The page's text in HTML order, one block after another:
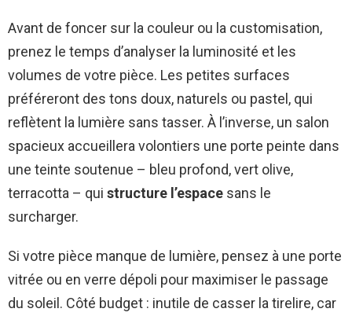
Avant de foncer sur la couleur ou la customisation,
prenez le temps d’analyser la luminosité et les
volumes de votre pièce. Les petites surfaces
préféreront des tons doux, naturels ou pastel, qui
reflètent la lumière sans tasser. À l’inverse, un salon
spacieux accueillera volontiers une porte peinte dans
une teinte soutenue – bleu profond, vert olive,
terracotta – qui structure l’espace sans le
surcharger.
Si votre pièce manque de lumière, pensez à une porte
vitrée ou en verre dépoli pour maximiser le passage
du soleil. Côté budget : inutile de casser la tirelire, car